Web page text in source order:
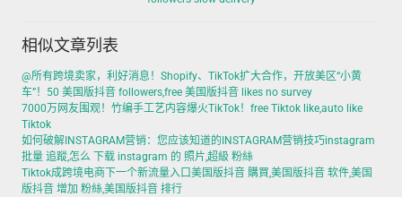
相似文章列表
@所有跨境卖家，利好消息！Shopify、TikTok扩大合作，开放美区“小黄
车”！50 美国版抖音 followers,free 美国版抖音 likes no survey
7000万网友围观！竹编手工艺内容爆火TikTok！free Tiktok like,auto like
Tiktok
如何破解INSTAGRAM营销：您应该知道的INSTAGRAM营销技巧instagram
批量 追蹤,怎么 下载 instagram 的 照片,超級 粉絲
Tiktok成跨境电商下一个新流量入口美国版抖音 購買,美国版抖音 软件,美国
版抖音 增加 粉絲,美国版抖音 排行